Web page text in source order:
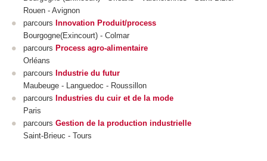
Rouen - Avignon
parcours Innovation Produit/process
Bourgogne(Exincourt) - Colmar
parcours Process agro-alimentaire
Orléans
parcours Industrie du futur
Maubeuge - Languedoc - Roussillon
parcours Industries du cuir et de la mode
Paris
parcours Gestion de la production industrielle
Saint-Brieuc - Tours